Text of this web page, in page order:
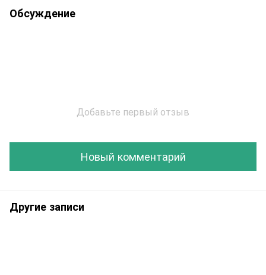
Обсуждение
Добавьте первый отзыв
Новый комментарий
Другие записи